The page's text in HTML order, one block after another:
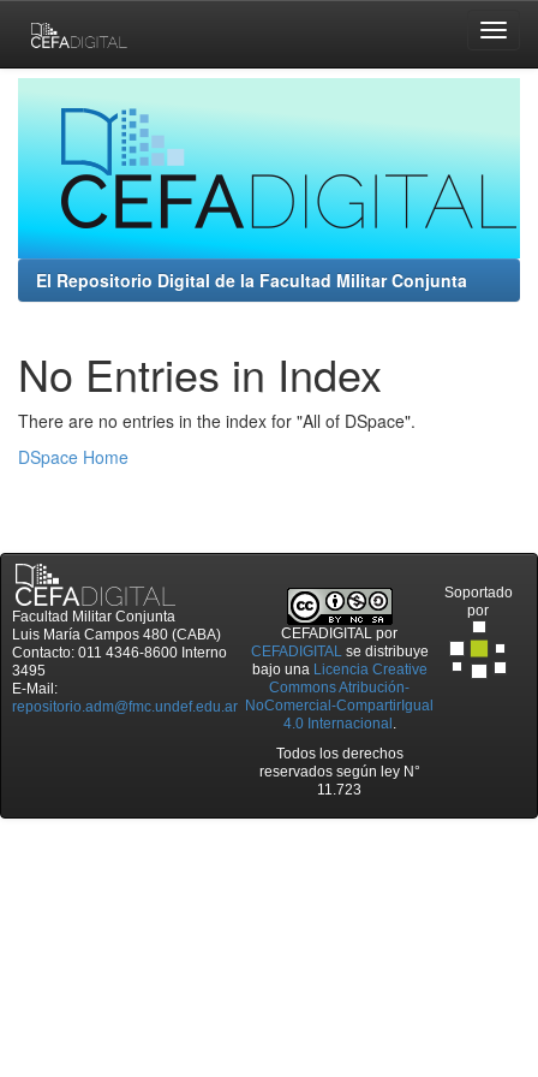
navigation
El Repositorio Digital de la Facultad Militar Conjunta
No Entries in Index
There are no entries in the index for "All of DSpace".
DSpace Home
Facultad Militar Conjunta
Luis María Campos 480 (CABA)
Contacto: 011 4346-8600 Interno
3495
E-Mail:
repositorio.adm@fmc.undef.edu.ar
CEFADIGITAL por
CEFADIGITALse distribuye
bajo una Licencia Creative
Commons Atribución-
NoComercial-CompartirIgual
4.0 Internacional .
Todos los derechos
reservados según ley N°
11.723
Soportado
por